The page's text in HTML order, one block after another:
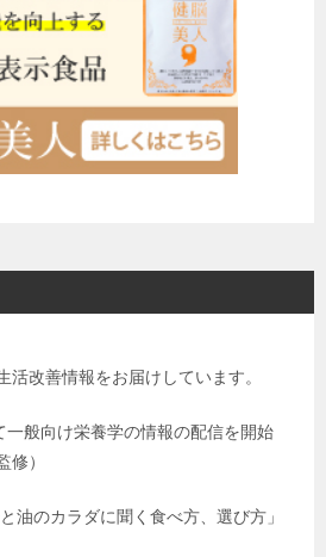
活改善情報をお届けしています。
般向け栄養学の情報の配信を開始
修）
油のカラダに聞く食べ方、選び方」